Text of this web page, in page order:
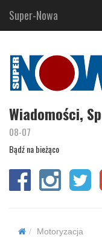
Super-Nowa
Wiadomości,
08-07
Bądź na bieżąco
Motoryzacja